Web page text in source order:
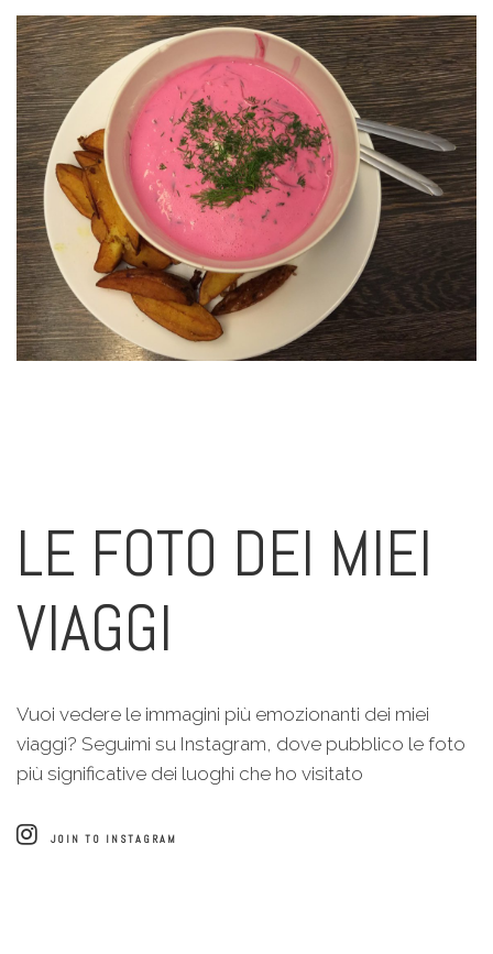
LE FOTO DEI MIEI
VIAGGI
Vuoi vedere le immagini più emozionanti dei miei
viaggi? Seguimi su Instagram, dove pubblico le foto
più significative dei luoghi che ho visitato
JOIN TO INSTAGRAM